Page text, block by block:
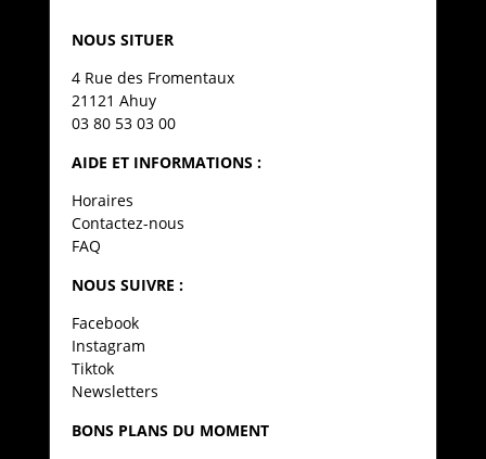
NOUS SITUER
4 Rue des Fromentaux
21121 Ahuy
03 80 53 03 00
AIDE ET INFORMATIONS :
Horaires
Contactez-nous
FAQ
NOUS SUIVRE :
Facebook
Instagram
Tiktok
Newsletters
BONS PLANS DU MOMENT